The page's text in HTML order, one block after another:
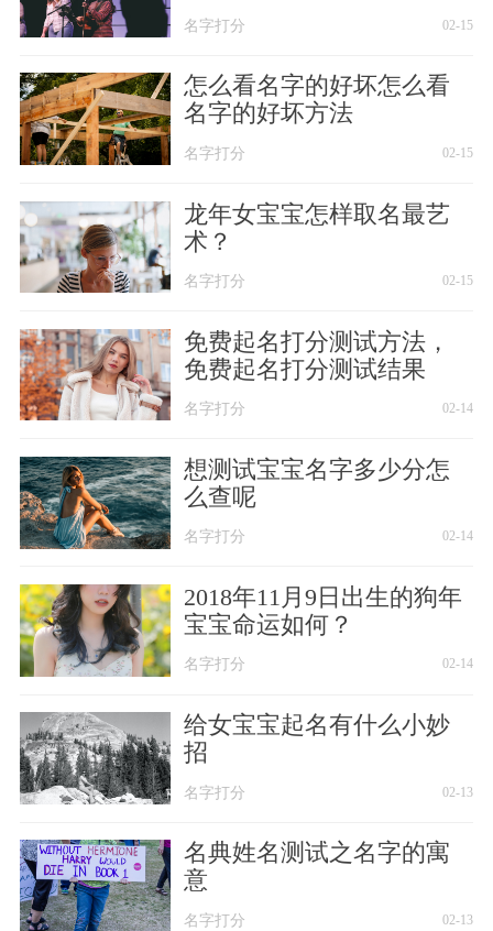
名字打分 02-15
怎么看名字的好坏怎么看
名字的好坏方法
名字打分 02-15
龙年女宝宝怎样取名最艺
术？
名字打分 02-15
免费起名打分测试方法，
免费起名打分测试结果
名字打分 02-14
想测试宝宝名字多少分怎
么查呢
名字打分 02-14
2018年11月9日出生的狗年
宝宝命运如何？
名字打分 02-14
给女宝宝起名有什么小妙
招
名字打分 02-13
名典姓名测试之名字的寓
意
名字打分 02-13